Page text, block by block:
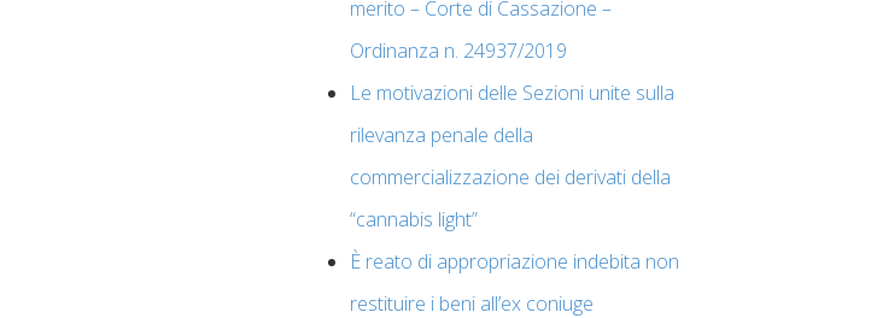
merito – Corte di Cassazione –
Ordinanza n. 24937/2019
Le motivazioni delle Sezioni unite sulla
rilevanza penale della
commercializzazione dei derivati della
“cannabis light”
È reato di appropriazione indebita non
restituire i beni all’ex coniuge